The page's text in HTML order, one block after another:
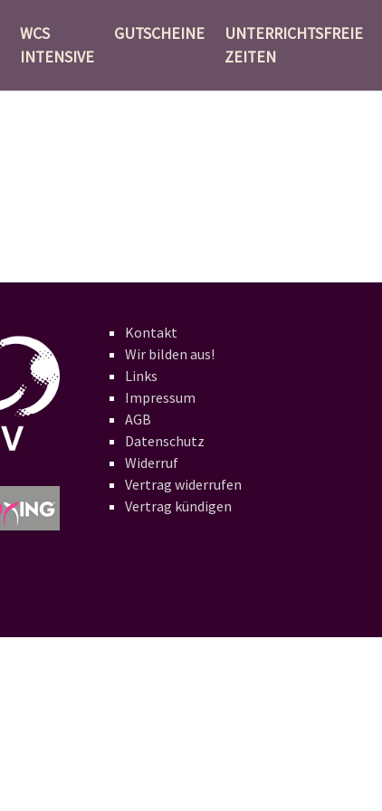
WCS
INTENSIVE
GUTSCHEINE
UNTERRICHTSFREIE
ZEITEN
Kontakt
Wir bilden aus!
Links
Impressum
AGB
Datenschutz
Widerruf
Vertrag widerrufen
Vertrag kündigen